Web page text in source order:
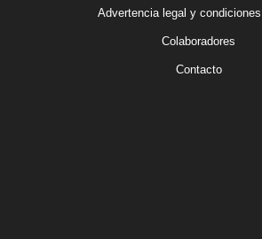
Advertencia legal y
Colaboradores
Contacto